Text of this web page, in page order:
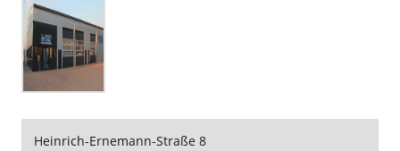
Heinrich-Ernemann-Straße 8